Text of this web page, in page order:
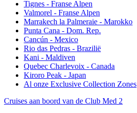
Tignes - Franse Alpen
Valmorel - Franse Alpen
Marrakech la Palmeraie - Marokko
Punta Cana - Dom. Rep.
Cancún - Mexico
Rio das Pedras - Brazilië
Kani - Maldiven
Quebec Charlevoix - Canada
Kiroro Peak - Japan
Al onze Exclusive Collection Zones
Cruises aan boord van de Club Med 2